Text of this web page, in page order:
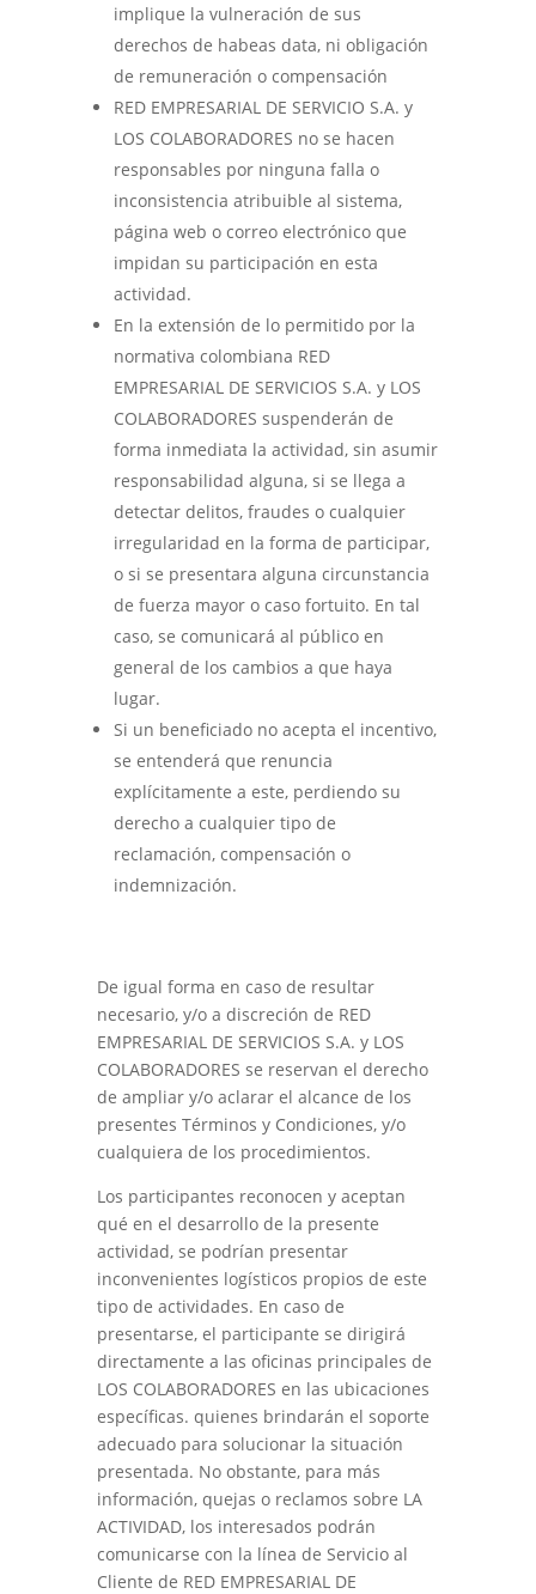
implique la vulneración de sus
derechos de habeas data, ni obligación
de remuneración o compensación
RED EMPRESARIAL DE SERVICIO S.A. y
LOS COLABORADORES no se hacen
responsables por ninguna falla o
inconsistencia atribuible al sistema,
página web o correo electrónico que
impidan su participación en esta
actividad.
En la extensión de lo permitido por la
normativa colombiana RED
EMPRESARIAL DE SERVICIOS S.A. y LOS
COLABORADORES suspenderán de
forma inmediata la actividad, sin asumir
responsabilidad alguna, si se llega a
detectar delitos, fraudes o cualquier
irregularidad en la forma de participar,
o si se presentara alguna circunstancia
de fuerza mayor o caso fortuito. En tal
caso, se comunicará al público en
general de los cambios a que haya
lugar.
Si un beneficiado no acepta el incentivo,
se entenderá que renuncia
explícitamente a este, perdiendo su
derecho a cualquier tipo de
reclamación, compensación o
indemnización.
De igual forma en caso de resultar
necesario, y/o a discreción de RED
EMPRESARIAL DE SERVICIOS S.A. y LOS
COLABORADORES se reservan el derecho
de ampliar y/o aclarar el alcance de los
presentes Términos y Condiciones, y/o
cualquiera de los procedimientos.
Los participantes reconocen y aceptan
qué en el desarrollo de la presente
actividad, se podrían presentar
inconvenientes logísticos propios de este
tipo de actividades. En caso de
presentarse, el participante se dirigirá
directamente a las oficinas principales de
LOS COLABORADORES en las ubicaciones
específicas. quienes brindarán el soporte
adecuado para solucionar la situación
presentada. No obstante, para más
información, quejas o reclamos sobre LA
ACTIVIDAD, los interesados podrán
comunicarse con la línea de Servicio al
Cliente de RED EMPRESARIAL DE